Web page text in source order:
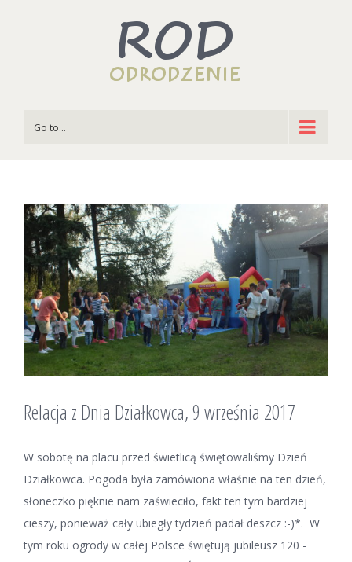
Go to...
View
Larger
Image
Relacja z Dnia Działkowca, 9 września 2017
W sobotę na placu przed świetlicą świętowaliśmy Dzień
Działkowca. Pogoda była zamówiona właśnie na ten dzień,
słoneczko pięknie nam zaświeciło, fakt ten tym bardziej
cieszy, ponieważ cały ubiegły tydzień padał deszcz :-)*. W
tym roku ogrody w całej Polsce świętują jubileusz 120 -